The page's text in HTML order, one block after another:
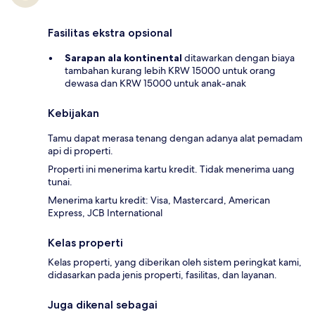
Fasilitas ekstra opsional
Sarapan ala kontinental ditawarkan dengan biaya
tambahan kurang lebih KRW 15000 untuk orang
dewasa dan KRW 15000 untuk anak-anak
Kebijakan
Tamu dapat merasa tenang dengan adanya alat pemadam
api di properti.
Properti ini menerima kartu kredit. Tidak menerima uang
tunai.
Menerima kartu kredit: Visa, Mastercard, American
Express, JCB International
Kelas properti
Kelas properti, yang diberikan oleh sistem peringkat kami,
didasarkan pada jenis properti, fasilitas, dan layanan.
Juga dikenal sebagai